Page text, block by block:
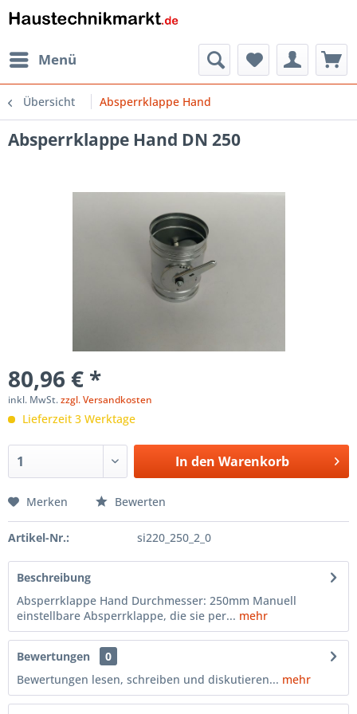
Menü
Übersicht Absperrklappe Hand
Absperrklappe Hand DN 250
80,96 € *
inkl. MwSt.zzgl. Versandkosten
Lieferzeit 3 Werktage
In den Warenkorb
Merken Bewerten
Artikel-Nr.: si220_250_2_0
Beschreibung
Absperrklappe Hand Durchmesser: 250mm Manuell
einstellbare Absperrklappe, die sie per... mehr
Bewertungen
0
Bewertungen lesen, schreiben und diskutieren... mehr